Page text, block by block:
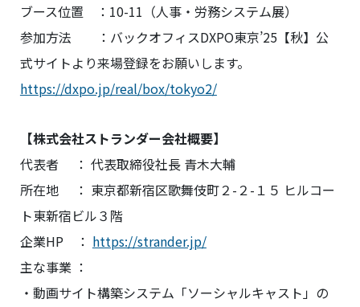
ブース位置 ：10-11（人事・労務システム展）
参加方法 ：バックオフィスDXPO東京’25【秋】公
式サイトより来場登録をお願いします。
https://dxpo.jp/real/box/tokyo2/
【株式会社ストランダー会社概要】
代表者 ： 代表取締役社長 青木大輔
所在地 ： 東京都新宿区歌舞伎町２-２-１５ ヒルコー
ト東新宿ビル３階
企業HP ： https://strander.jp/
主な事業 ：
・動画サイト構築システム「ソーシャルキャスト」の